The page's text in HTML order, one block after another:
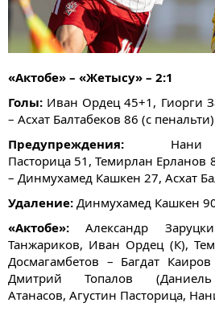
«Актобе» – «Жетысу» – 2:1
Голы: Иван Ордец 45+1, Гиорги
– Асхат Балтабеков 86 (с пенальти)
Предупреждения:
Пасторица 51, Темирлан Ерланов
– Динмухамед Кашкен 27, Асхат
Удаление: Динмухамед Кашкен
«Актобе»:Александр
Танжариков, Иван Ордец (К),
Досмагамбетов – Багдат
Дмитрий Топалов
Атанасов, Агустин Пасторица,